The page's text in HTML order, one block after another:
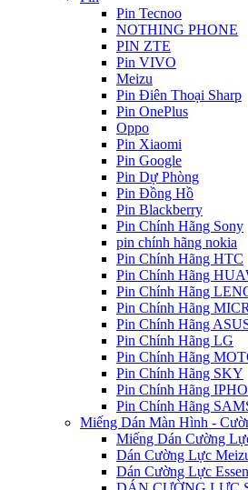
Pin Tecnoo
NOTHING PHONE
PIN ZTE
Pin VIVO
Meizu
Pin Điên Thoại Sharp
Pin OnePlus
Oppo
Pin Xiaomi
Pin Google
Pin Dự Phòng
Pin Đồng Hồ
Pin Blackberry
Pin Chính Hãng Sony
pin chính hãng nokia
Pin Chính Hãng HTC
Pin Chính Hãng
Pin Chính Hãng
Pin Chính Hãng
Pin Chính Hãng
Pin Chính Hãng LG
Pin Chính Hãng
Pin Chính Hãng SKY
Pin Chính Hãng
Pin Chính Hãng
Miếng Dán Màn Hình -
Miếng Dán Cường
Dán Cường Lực
Dán Cường Lực